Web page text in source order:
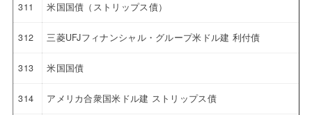
311 米国国債（ストリップス債）
312 三菱UFJフィナンシャル・グループ米ドル建 利付債
313 米国国債
314 アメリカ合衆国米ドル建 ストリップス債